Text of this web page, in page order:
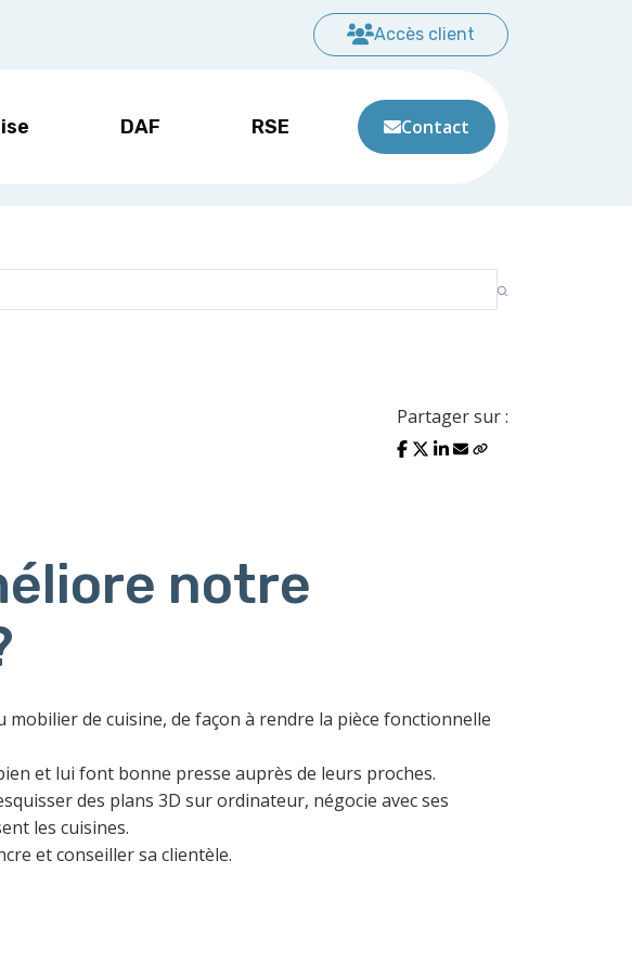
Accès client
DAF RSE Contact
Partager sur :
notre
mobilier de cuisine, de façon à rendre la pièce fonctionnelle
et lui font bonne presse auprès de leurs proches.
des plans 3D sur ordinateur, négocie avec ses
les cuisines.
et conseiller sa clientèle.